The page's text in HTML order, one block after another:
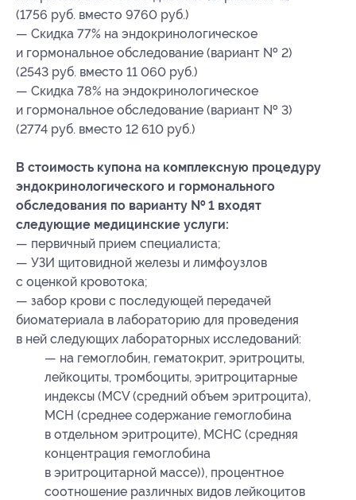
(1756 руб. вместо 9760 руб.)
— Скидка 77% на эндокринологическое
и гормональное обследование (вариант № 2)
(2543 руб. вместо 11 060 руб.)
— Скидка 78% на эндокринологическое
и гормональное обследование (вариант № 3)
(2774 руб. вместо 12 610 руб.)
В стоимость купона на комплексную процедуру
эндокринологического и гормонального
обследования по варианту № 1 входят
следующие медицинские услуги:
— первичный прием специалиста;
— УЗИ щитовидной железы и лимфоузлов
с оценкой кровотока;
— забор крови с последующей передачей
биоматериала в лабораторию для проведения
в ней следующих лабораторных исследований:
— на гемоглобин, гематокрит, эритроциты,
лейкоциты, тромбоциты, эритроцитарные
индексы (МСV (средний объем эритроцита),
MCH (среднее содержание гемоглобина
в отдельном эритроците), MCHC (средняя
концентрация гемоглобина
в эритроцитарной массе)), процентное
соотношение различных видов лейкоцитов